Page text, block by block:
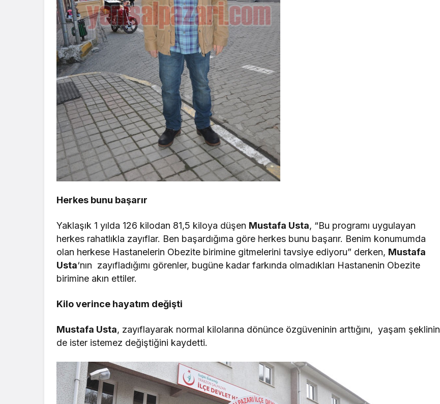
Herkes bunu başarır
Yaklaşık 1 yılda 126 kilodan 81,5 kiloya düşen Mustafa Usta, “Bu programı uygulayan
herkes rahatlıkla zayıflar. Ben başardığıma göre herkes bunu başarır. Benim konumumda
olan herkese Hastanelerin Obezite birimine gitmelerini tavsiye ediyoru” derken, Mustafa
Usta‘nın zayıfladığımı görenler, bugüne kadar farkında olmadıkları Hastanenin Obezite
birimine akın ettiler.
Kilo verince hayatım değişti
Mustafa Usta, zayıflayarak normal kilolarına dönünce özgüveninin arttığını, yaşam şeklinin
de ister istemez değiştiğini kaydetti.